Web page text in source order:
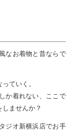
なお着物と昔ならで
ていく。
か着れない、ここで
ませんか？
ジオ新横浜店でお手